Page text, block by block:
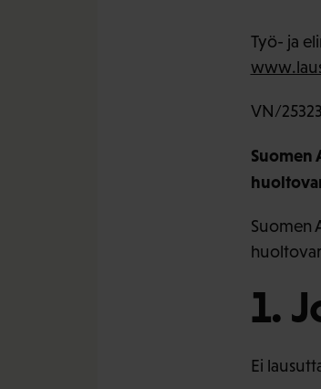
Työ- ja
VN/
Suomen
Suomen
1.
Ei